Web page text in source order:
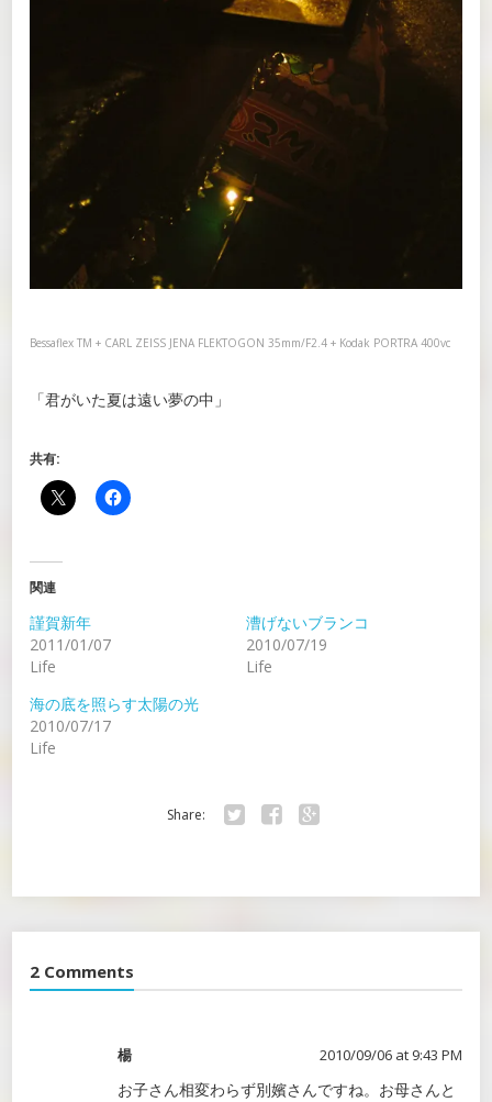
Bessaflex TM + CARL ZEISS JENA FLEKTOGON 35mm/F2.4 + Kodak PORTRA 400vc
「君がいた夏は遠い夢の中」
共有:
関連
謹賀新年
2011/01/07
Life
漕げないブランコ
2010/07/19
Life
海の底を照らす太陽の光
2010/07/17
Life
Share:
2 Comments
楊 2010/09/06 at 9:43 PM
お子さん相変わらず別嬪さんですね。お母さんと